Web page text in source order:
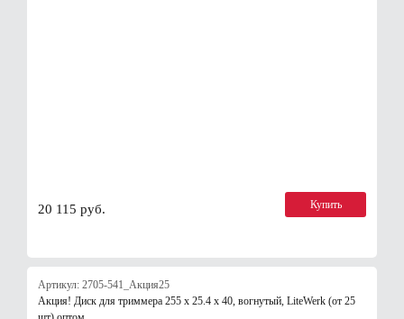
20 115 руб. Купить
Артикул: 2705-541_Акция25
Акция! Диск для триммера 255 х 25.4 х 40, вогнутый, LiteWerk (от 25